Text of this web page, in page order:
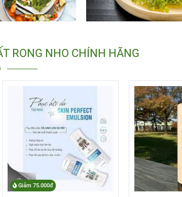
RONG NHO CHÍNH HÃNG
Giảm 75.000đ